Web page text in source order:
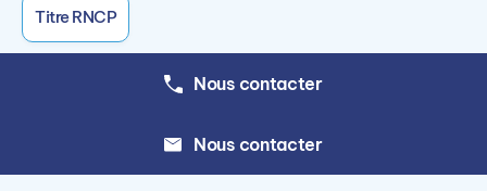
Titre RNCP
Nous contacter
Nous contacter